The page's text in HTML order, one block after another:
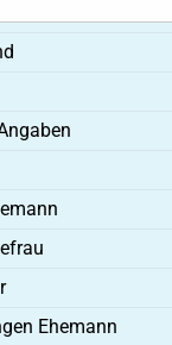
Ehemann